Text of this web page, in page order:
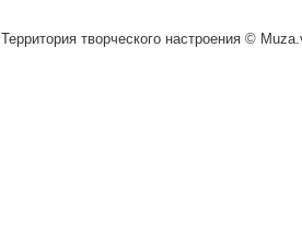
Территория творческого настроения ©